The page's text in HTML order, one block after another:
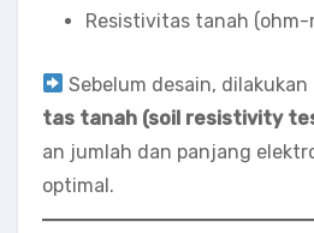
Resistivitas tanah (ohm-
Sebelum desain, dilakukan
tas tanah (soil resistivity
an jumlah dan panjang
optimal.